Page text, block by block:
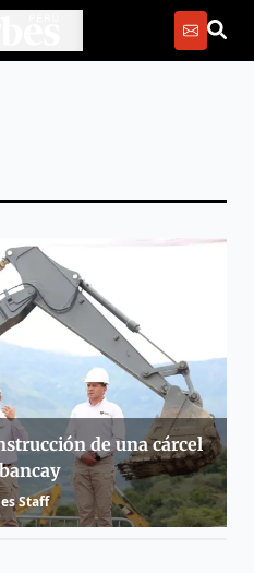
de una cárcel
Staff